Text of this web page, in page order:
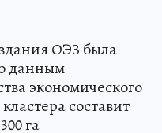
ОЭЗ была
данным
экономического
составит
га